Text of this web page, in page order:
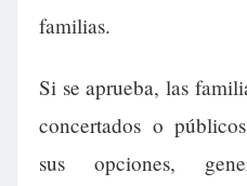
familias.
Si se aprueba, las
concertados o
sus opciones,